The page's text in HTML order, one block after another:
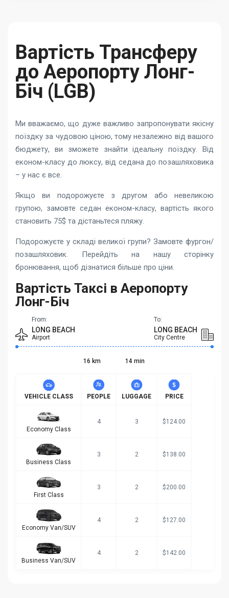
Вартість Трансферу
до Аеропорту Лонг-
Біч (LGB)
Ми вважаємо, що дуже важливо запропонувати якісну
поїздку за чудовою ціною, тому незалежно від вашого
бюджету, ви зможете знайти ідеальну поїздку. Від
економ-класу до люксу, від седана до позашляховика
– у нас є все.
Якщо ви подорожуєте з другом або невеликою
групою, замовте седан економ-класу, вартість якого
становить 75$ та дістаньтеся пляжу.
Подорожуєте у складі великої групи? Замовте фургон/
позашляховик. Перейдіть на нашу сторінку
бронювання, щоб дізнатися більше про ціни.
Вартість Таксі в Аеропорту
Лонг-Біч
From:
LONG BEACH
Airport
To:
LONG BEACH
City Centre
16 km 14 min
VEHICLE CLASS PEOPLE LUGGAGE PRICE
Economy Class
4 3 $124.00
Business Class
3 2 $138.00
First Class
3 2 $200.00
Economy Van/SUV
4 2 $127.00
Business Van/SUV
4 2 $142.00